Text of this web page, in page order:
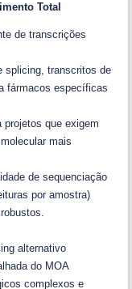
Total
de transcrições
splicing, transcritos de
fármacos específicas
projetos que exigem
mais
de sequenciação
por amostra)
alternativo
do MOA
complexos e